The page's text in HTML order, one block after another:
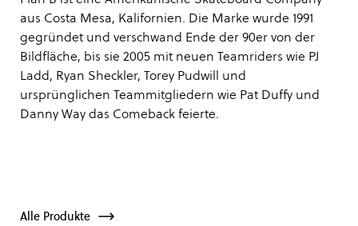
aus Costa Mesa, Kalifornien. Die Marke wurde 1991
gegründet und verschwand Ende der 90er von der
Bildfläche, bis sie 2005 mit neuen Teamriders wie PJ
Ladd, Ryan Sheckler, Torey Pudwill und
ursprünglichen Teammitgliedern wie Pat Duffy und
Danny Way das Comeback feierte.
Alle Produkte